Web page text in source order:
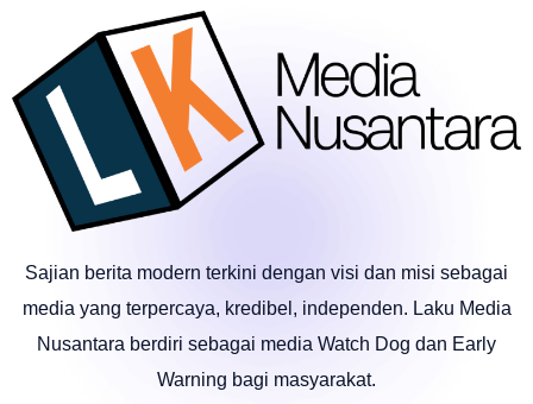
Sajian berita modern terkini dengan visi dan misi sebagai
media yang terpercaya, kredibel, independen. Laku Media
Nusantara berdiri sebagai media Watch Dog dan Early
Warning bagi masyarakat.